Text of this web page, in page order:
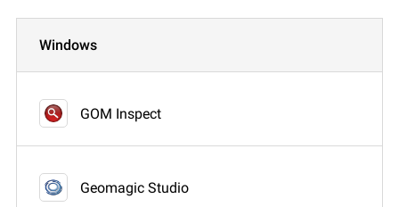
Windows
GOM Inspect
Geomagic Studio